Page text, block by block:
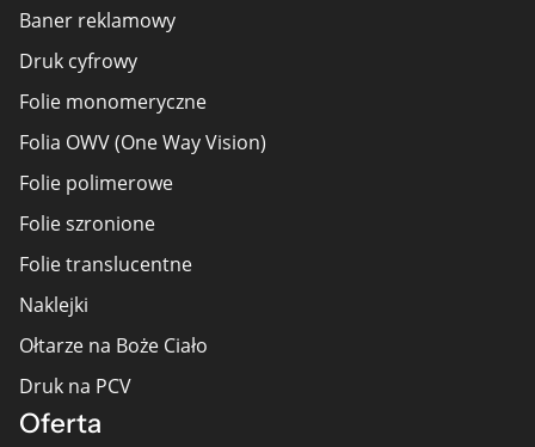
Baner reklamowy
Druk cyfrowy
Folie monomeryczne
Folia OWV (One Way Vision)
Folie polimerowe
Folie szronione
Folie translucentne
Naklejki
Ołtarze na Boże Ciało
Druk na PCV
Oferta